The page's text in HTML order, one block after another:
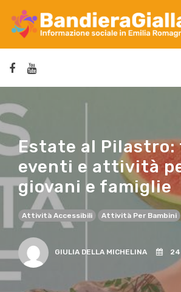
Estate al
eventi e attività
giovani e famiglie
Attività Accessibili Attività Per Bambini
GIULIA DELLA MICHELINA 24